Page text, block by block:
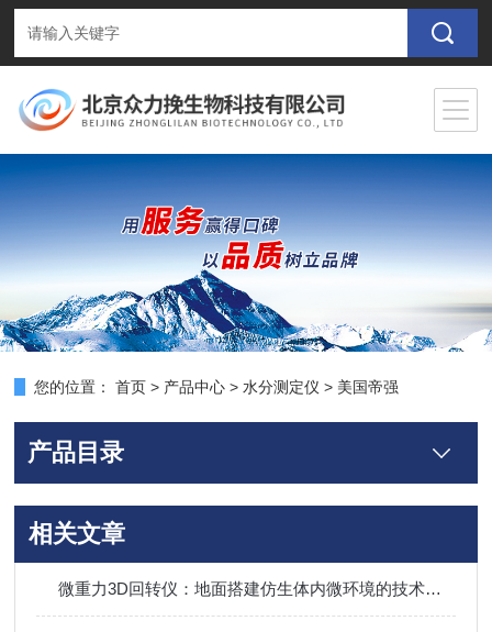
您的位置： 首页 > 产品中心 >水分测定仪 > 美国帝强
产品目录
相关文章
微重力3D回转仪：地面搭建仿生体内微环境的技术革命